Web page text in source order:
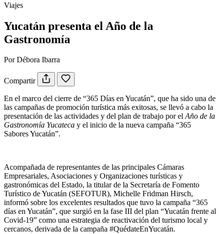
Viajes
Yucatán presenta el Año de la
Gastronomía
Por Débora Ibarra
Compartir
En el marco del cierre de “365 Días en Yucatán”, que ha sido una de
las campañas de promoción turística más exitosas, se llevó a cabo la
presentación de las actividades y del plan de trabajo por elAño de la
Gastronomía Yucateca y el inicio de la nueva campaña “365
Sabores Yucatán”.
Acompañada de representantes de las principales Cámaras
Empresariales, Asociaciones y Organizaciones turísticas y
gastronómicas del Estado, la titular de la Secretaría de Fomento
Turístico de Yucatán (SEFOTUR), Michelle Fridman Hirsch,
informó sobre los excelentes resultados que tuvo la campaña “365
días en Yucatán”, que surgió en la fase III del plan “Yucatán frente al
Covid-19” como una estrategia de reactivación del turismo local y
cercanos, derivada de la campaña #QuédateEnYucatán.